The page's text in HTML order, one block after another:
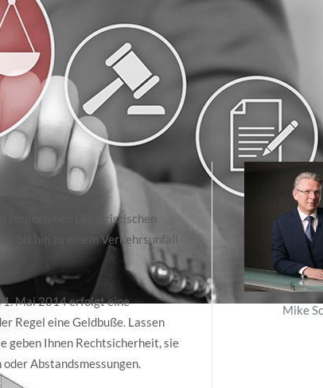
Die juristischen
bis hin zu einem Verkehrsunfall
1. Mai 2014 erfolgt eine
Regel eine Geldbuße. Lassen
geben Ihnen Rechtsicherheit, sie
Abstandsmessungen.
Mike